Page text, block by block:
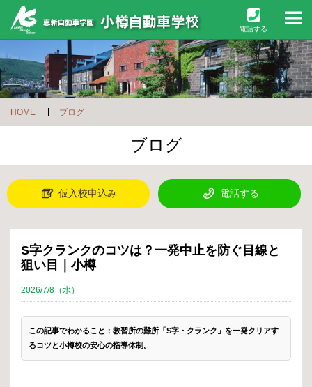
電話する
HOME ブログ
ブログ
仮入校申込み 電話する
S字クランクのコツは？一発中止を防ぐ目線と
狙い目｜小樽
2026/7/8（水）
この記事でわかること：教習所の難所「S字・クランク」を一発クリアす
るコツと小樽校の安心の指導体制。